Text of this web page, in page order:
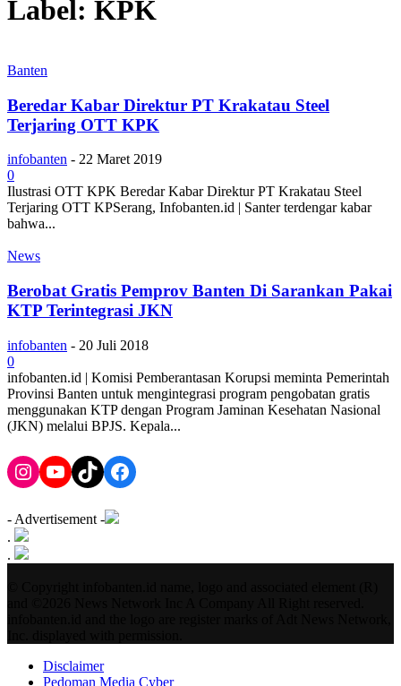
Label: KPK
Banten
Beredar Kabar Direktur PT Krakatau Steel
Terjaring OTT KPK
infobanten - 22 Maret 2019
0
Ilustrasi OTT KPK Beredar Kabar Direktur PT Krakatau Steel
Terjaring OTT KPSerang, Infobanten.id | Santer terdengar kabar
bahwa...
News
Berobat Gratis Pemprov Banten Di Sarankan Pakai
KTP Terintegrasi JKN
infobanten - 20 Juli 2018
0
infobanten.id | Komisi Pemberantasan Korupsi meminta Pemerintah
Provinsi Banten untuk mengintegrasi program pengobatan gratis
menggunakan KTP dengan Program Jaminan Kesehatan Nasional
(JKN) melalui BPJS. Kepala...
Instagram
YouTube
TikTokFacebook
- Advertisement -
.
.
Disclaimer
Pedoman Media Cyber